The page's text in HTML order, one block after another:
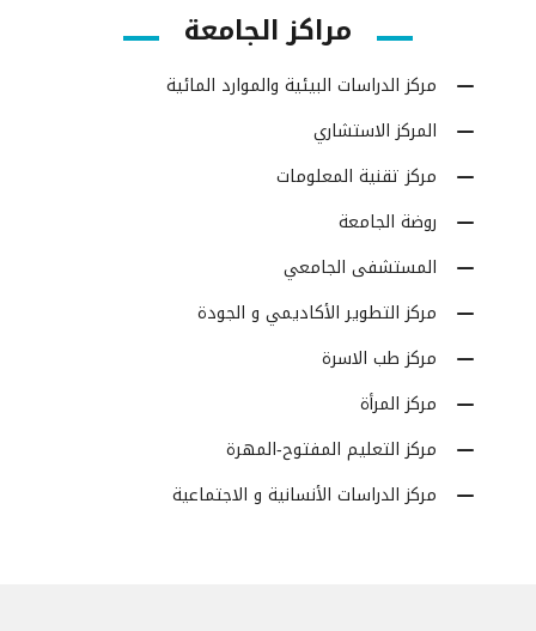
مراكز الجامعة
مركز الدراسات البيئية والموارد المائية
المركز الاستشاري
مركز تقنية المعلومات
روضة الجامعة
المستشفى الجامعي
مركز التطوير الأكاديمي و الجودة
مركز طب الاسرة
مركز المرأة
مركز التعليم المفتوح-المهرة
مركز الدراسات الأنسانية و الاجتماعية